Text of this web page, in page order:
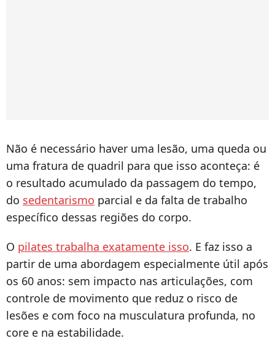
Não é necessário haver uma lesão, uma queda ou
uma fratura de quadril para que isso aconteça: é
o resultado acumulado da passagem do tempo,
do sedentarismo parcial e da falta de trabalho
específico dessas regiões do corpo.
O pilates trabalha exatamente isso. E faz isso a
partir de uma abordagem especialmente útil após
os 60 anos: sem impacto nas articulações, com
controle de movimento que reduz o risco de
lesões e com foco na musculatura profunda, no
core e na estabilidade.